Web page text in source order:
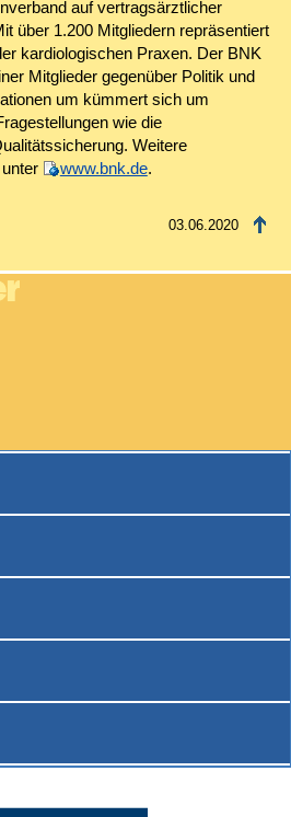
auf vertragsärztlicher
über 1.200 Mitgliedern repräsentiert
kardiologischen Praxen. Der BNK
Mitglieder gegenüber Politik und
um kümmert sich um
wie die
Weitere
www.bnk.de.
03.06.2020